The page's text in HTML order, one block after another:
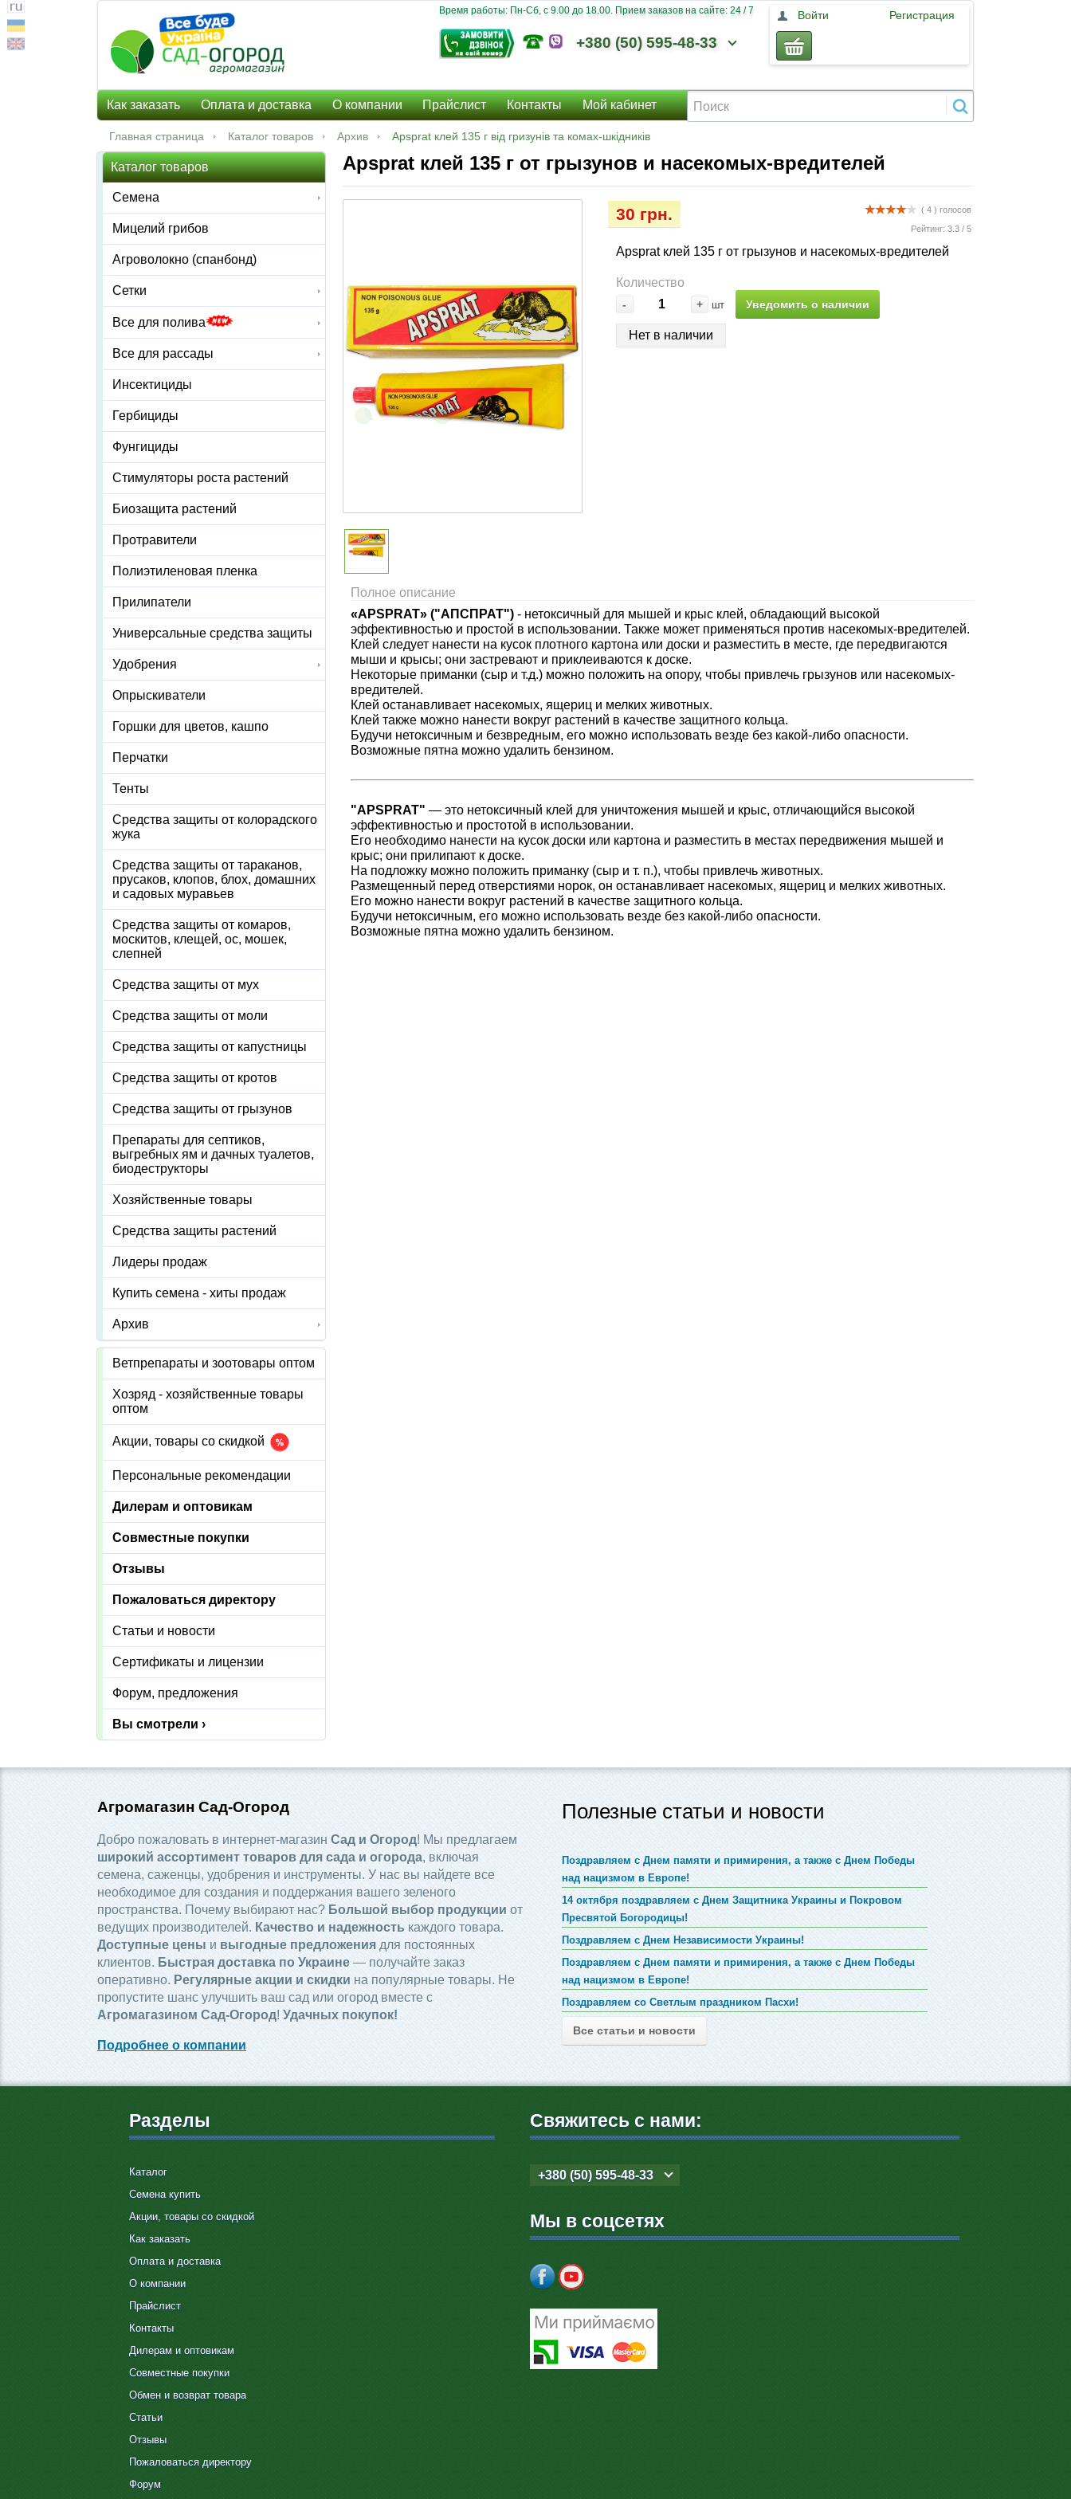
Время работы: Пн-Сб, c 9.00 до 18.00. Прием заказов на сайте: 24 / 7
+380 (50) 595-48-33
Войти Регистрация
Как заказать Оплата и доставка О компании Прайслист Контакты Мой кабинет
Главная страница Каталог товаров Архив Apsprat клей 135 г від гризунів та комах-шкідників
Apsprat клей 135 г от грызунов и насекомых-вредителей
( 4 ) голосов
Рейтинг: 3.3/ 5
30 грн.
Apsprat клей 135 г от грызунов и насекомых-вредителей
Количество
- + шт Уведомить о наличии
Нет в наличии
Полное описание
«APSPRAT» ("АПСПРАТ") - нетоксичный для мышей и крыс клей, обладающий высокой
эффективностью и простой в использовании. Также может применяться против насекомых-вредителей.
Клей следует нанести на кусок плотного картона или доски и разместить в месте, где передвигаются
мыши и крысы; они застревают и приклеиваются к доске.
Некоторые приманки (сыр и т.д.) можно положить на опору, чтобы привлечь грызунов или насекомых-
вредителей.
Клей останавливает насекомых, ящериц и мелких животных.
Клей также можно нанести вокруг растений в качестве защитного кольца.
Будучи нетоксичным и безвредным, его можно использовать везде без какой-либо опасности.
Возможные пятна можно удалить бензином.
"APSPRAT" — это нетоксичный клей для уничтожения мышей и крыс, отличающийся высокой
эффективностью и простотой в использовании.
Его необходимо нанести на кусок доски или картона и разместить в местах передвижения мышей и
крыс; они прилипают к доске.
На подложку можно положить приманку (сыр и т. п.), чтобы привлечь животных.
Размещенный перед отверстиями норок, он останавливает насекомых, ящериц и мелких животных.
Его можно нанести вокруг растений в качестве защитного кольца.
Будучи нетоксичным, его можно использовать везде без какой-либо опасности.
Возможные пятна можно удалить бензином.
Каталог товаров
Семена
Мицелий грибов
Агроволокно (спанбонд)
Сетки
Все для полива
Все для рассады
Инсектициды
Гербициды
Фунгициды
Стимуляторы роста растений
Биозащита растений
Протравители
Полиэтиленовая пленка
Прилипатели
Универсальные средства защиты
Удобрения
Опрыскиватели
Горшки для цветов, кашпо
Перчатки
Тенты
Средства защиты от колорадского
жука
Средства защиты от тараканов,
прусаков, клопов, блох, домашних
и садовых муравьев
Средства защиты от комаров,
москитов, клещей, ос, мошек,
слепней
Средства защиты от мух
Средства защиты от моли
Средства защиты от капустницы
Средства защиты от кротов
Средства защиты от грызунов
Препараты для септиков,
выгребных ям и дачных туалетов,
биодеструкторы
Хозяйственные товары
Средства защиты растений
Лидеры продаж
Купить семена - хиты продаж
Архив
Ветпрепараты и зоотовары оптом
Хозряд - хозяйственные товары
оптом
Акции, товары со скидкой
Персональные рекомендации
Дилерам и оптовикам
Совместные покупки
Отзывы
Пожаловаться директору
Статьи и новости
Сертификаты и лицензии
Форум, предложения
Вы смотрели ›
Агромагазин Сад-Огород
Добро пожаловать в интернет-магазин Сад и Огород! Мы предлагаем
широкий ассортимент товаров для сада и огорода, включая
семена, саженцы, удобрения и инструменты. У нас вы найдете все
необходимое для создания и поддержания вашего зеленого
пространства. Почему выбирают нас? Большой выбор продукцииот
ведущих производителей. Качество и надежностькаждого товара.
Доступные цены и выгодные предложения для постоянных
клиентов. Быстрая доставка по Украине — получайте заказ
оперативно. Регулярные акции и скидкина популярные товары. Не
пропустите шанс улучшить ваш сад или огород вместе с
Агромагазином Сад-Огород!Удачных покупок!
Подробнее о компании
Полезные статьи и новости
Поздравляем с Днем памяти и примирения, а также с Днем Победы
над нацизмом в Европе!
14 октября поздравляем с Днем Защитника Украины и Покровом
Пресвятой Богородицы!
Поздравляем с Днем Независимости Украины!
Поздравляем с Днем памяти и примирения, а также с Днем Победы
над нацизмом в Европе!
Поздравляем со Светлым праздником Пасхи!
Все статьи и новости
Разделы
Каталог
Семена купить
Акции, товары со скидкой
Как заказать
Оплата и доставка
О компании
Прайслист
Контакты
Дилерам и оптовикам
Совместные покупки
Обмен и возврат товара
Статьи
Отзывы
Пожаловаться директору
Форум
Свяжитесь с нами:
+380 (50) 595-48-33
Мы в соцсетях